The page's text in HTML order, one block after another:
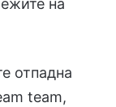
на
отпадна
team,